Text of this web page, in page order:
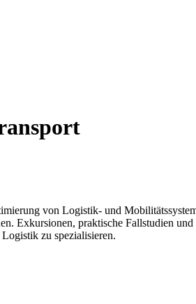
von Logistik- und
Exkursionen, praktische Fallstudien
zu spezialisieren.